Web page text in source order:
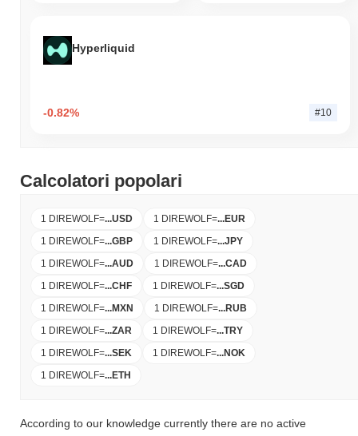
Hyperliquid
-0.82% #10
Calcolatori popolari
1 DIREWOLF=...USD 1 DIREWOLF=...EUR
1 DIREWOLF=...GBP 1 DIREWOLF=...JPY
1 DIREWOLF=...AUD 1 DIREWOLF=...CAD
1 DIREWOLF=...CHF 1 DIREWOLF=...SGD
1 DIREWOLF=...MXN 1 DIREWOLF=...RUB
1 DIREWOLF=...ZAR 1 DIREWOLF=...TRY
1 DIREWOLF=...SEK 1 DIREWOLF=...NOK
1 DIREWOLF=...ETH
According to our knowledge currently there are no active